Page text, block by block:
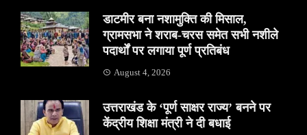
डाटमीर बना नशामुक्ति की मिसाल,
ग्रामसभा ने शराब-चरस समेत सभी नशीले
पदार्थों पर लगाया पूर्ण प्रतिबंध
August 4, 2026
उत्तराखंड के ‘पूर्ण साक्षर राज्य’ बनने पर
केंद्रीय शिक्षा मंत्री ने दी बधाई